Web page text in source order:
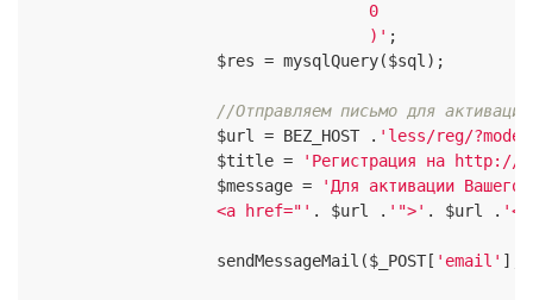
                                    0
                                    )'
;
                    $res = mysqlQuery($sql);
//Отправляем письмо для активации
                    $url = BEZ_HOST .
'less/reg/
                    $title =
'Регистрация на
                    $message =
'Для активации Вашего
                    <a href="'
. $url . '">' . $url . '</
                    sendMessageMail($_POST[
'email' ],